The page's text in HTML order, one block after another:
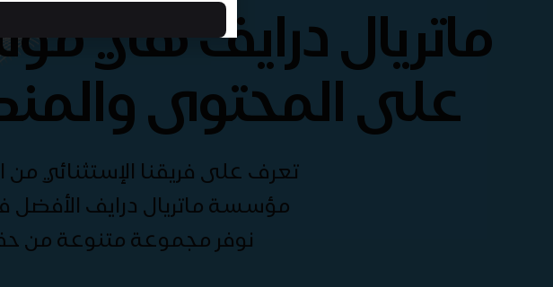
ماتريال درايف هي
على المحتوى
تعرف على فريقنا الإستثنائي من
مؤسسة ماتريال درايف الأفضل
نوفر مجموعة متنوعة من